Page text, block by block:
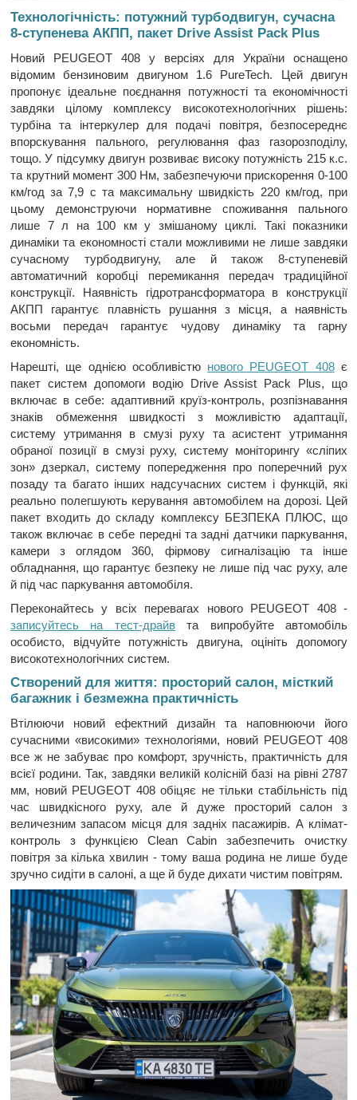
Технологічність: потужний турбодвигун, сучасна
8-ступенева АКПП, пакет Drive Assist Pack Plus
Новий PEUGEOT 408 у версіях для України оснащено
відомим бензиновим двигуном 1.6 PureTech. Цей двигун
пропонує ідеальне поєднання потужності та економічності
завдяки цілому комплексу високотехнологічних рішень:
турбіна та інтеркулер для подачі повітря, безпосереднє
впорскування пального, регулювання фаз газорозподілу,
тощо. У підсумку двигун розвиває високу потужність 215 к.с.
та крутний момент 300 Нм, забезпечуючи прискорення 0-100
км/год за 7,9 с та максимальну швидкість 220 км/год, при
цьому демонструючи нормативне споживання пального
лише 7 л на 100 км у змішаному циклі. Такі показники
динаміки та економності стали можливими не лише завдяки
сучасному турбодвигуну, але й також 8-ступеневій
автоматичний коробці перемикання передач традиційної
конструкції. Наявність гідротрансформатора в конструкції
АКПП гарантує плавність рушання з місця, а наявність
восьми передач гарантує чудову динаміку та гарну
економність.
Нарешті, ще однією особливістю нового PEUGEOT 408є
пакет систем допомоги водію Drive Assist Pack Plus, що
включає в себе: адаптивний круїз-контроль, розпізнавання
знаків обмеження швидкості з можливістю адаптації,
систему утримання в смузі руху та асистент утримання
обраної позиції в смузі руху, систему моніторингу «сліпих
зон» дзеркал, систему попередження про поперечний рух
позаду та багато інших надсучасних систем і функцій, які
реально полегшують керування автомобілем на дорозі. Цей
пакет входить до складу комплексу БЕЗПЕКА ПЛЮС, що
також включає в себе передні та задні датчики паркування,
камери з оглядом 360, фірмову сигналізацію та інше
обладнання, що гарантує безпеку не лише під час руху, але
й під час паркування автомобіля.
Переконайтесь у всіх перевагах нового PEUGEOT 408 -
записуйтесь на тест-драйвта випробуйте автомобіль
особисто, відчуйте потужність двигуна, оцініть допомогу
високотехнологічних систем.
Створений для життя: просторий салон, місткий
багажник і безмежна практичність
Втілюючи новий ефектний дизайн та наповнюючи його
сучасними «високими» технологіями, новий PEUGEOT 408
все ж не забуває про комфорт, зручність, практичність для
всієї родини. Так, завдяки великій колісній базі на рівні 2787
мм, новий PEUGEOT 408 обіцяє не тільки стабільність під
час швидкісного руху, але й дуже просторий салон з
величезним запасом місця для задніх пасажирів. А клімат-
контроль з функцією Clean Cabin забезпечить очистку
повітря за кілька хвилин - тому ваша родина не лише буде
зручно сидіти в салоні, а ще й буде дихати чистим повітрям.